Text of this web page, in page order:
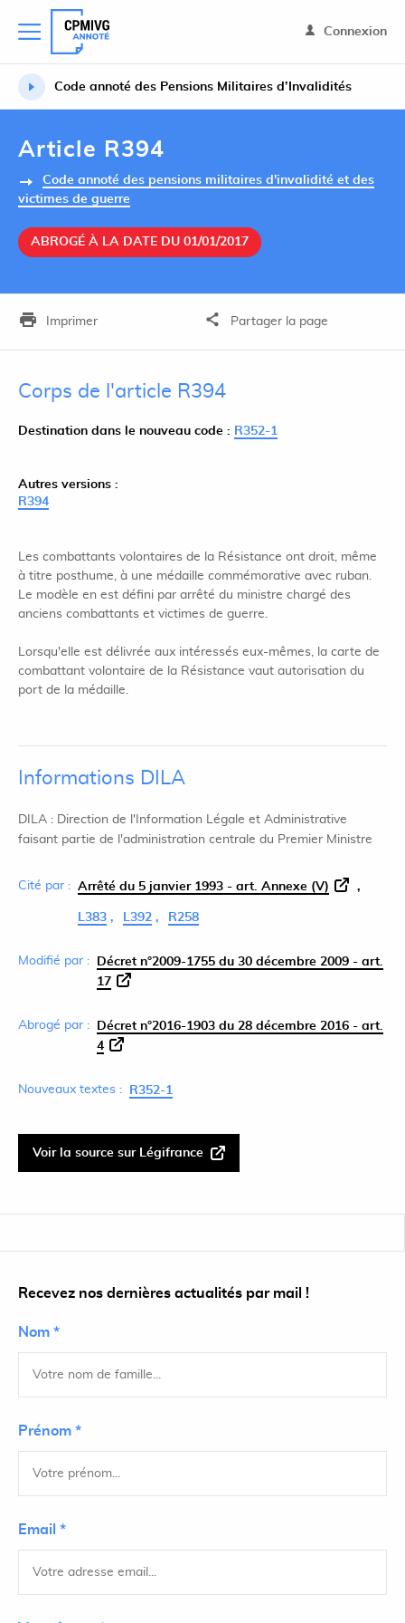
Connexion
Code annoté des Pensions Militaires d’Invalidités
Article R394
Code annoté des pensions militaires d'invalidité et des
victimes de guerre
ABROGÉ À LA DATE DU 01/01/2017
Imprimer Partager la page
Corps de l'article R394
Destination dans le nouveau code : R352-1
Autres versions :
R394
Les combattants volontaires de la Résistance ont droit, même
à titre posthume, à une médaille commémorative avec ruban.
Le modèle en est défini par arrêté du ministre chargé des
anciens combattants et victimes de guerre.
Lorsqu'elle est délivrée aux intéressés eux-mêmes, la carte de
combattant volontaire de la Résistance vaut autorisation du
port de la médaille.
Informations DILA
DILA : Direction de l'Information Légale et Administrative
faisant partie de l'administration centrale du Premier Ministre
Cité par : Arrêté du 5 janvier 1993 - art. Annexe (V)
L383 L392 R258
Modifié par :
Décret n°2009-1755 du 30 décembre 2009 - art.
17
Abrogé par :
Décret n°2016-1903 du 28 décembre 2016 - art.
4
Nouveaux textes : R352-1
Voir la source sur Légifrance
Recevez nos dernières actualités par mail !
Nom *
Prénom *
Email *